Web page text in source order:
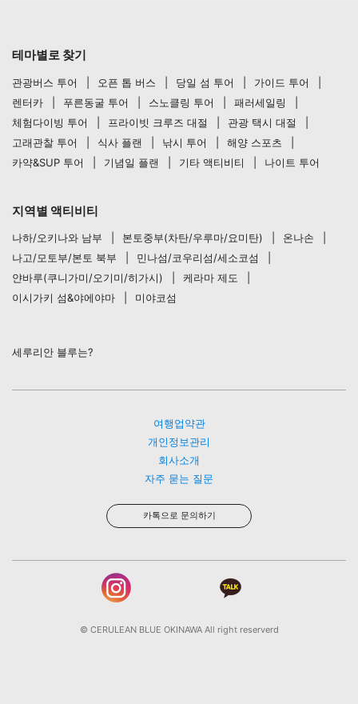
테마별로 찾기
관광버스 투어 오픈 톱 버스 당일 섬 투어
가이드 투어
렌터카
푸른동굴 투어 스노클링 투어
패러세일링
체험다이빙 투어
프라이빗 크루즈 대절
관광 택시 대절
고래관찰 투어
식사 플랜 낚시 투어
해양 스포츠
카약&SUP 투어
기념일 플랜 기타 액티비티 나이트 투어
지역별 액티비티
나하/오키나와 남부 본토중부(차탄/우루마/요미탄)
온나손
나고/모토부/본토 북부
민나섬/코우리섬/세소코섬
얀바루(쿠니가미/오기미/히가시)
케라마 제도
이시가키 섬&야에야마
미야코섬
세루리안 블루는?
여행업약관
개인정보관리
회사소개
자주 묻는 질문
카톡으로 문의하기
© CERULEAN BLUE OKINAWA All right reserverd